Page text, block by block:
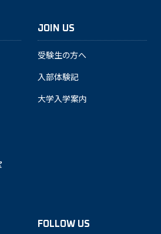
JOIN US
受験生の方へ
入部体験記
大学入学案内
FOLLOW US